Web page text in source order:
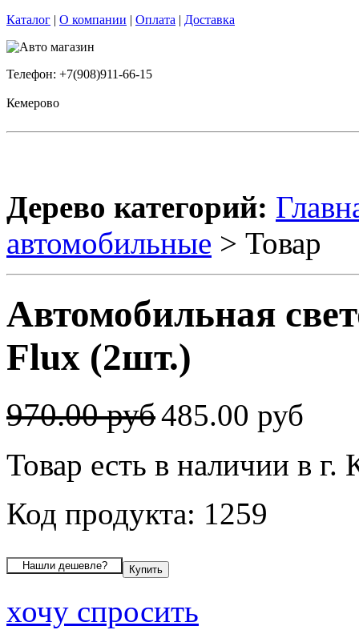
Каталог | О компании | Оплата | Доставка
Телефон: +7(908)911-66-15
Кемерово
Дерево категорий:
автомобильные > Товар
Автомобильная
Flux (2шт.)
970.00 руб485.00 руб
Товар есть в наличии в г.
Код продукта: 1259
хочу спросить